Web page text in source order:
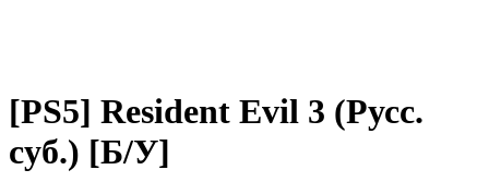
[PS5] Resident Evil 3 (Русс.
суб.) [Б/У]